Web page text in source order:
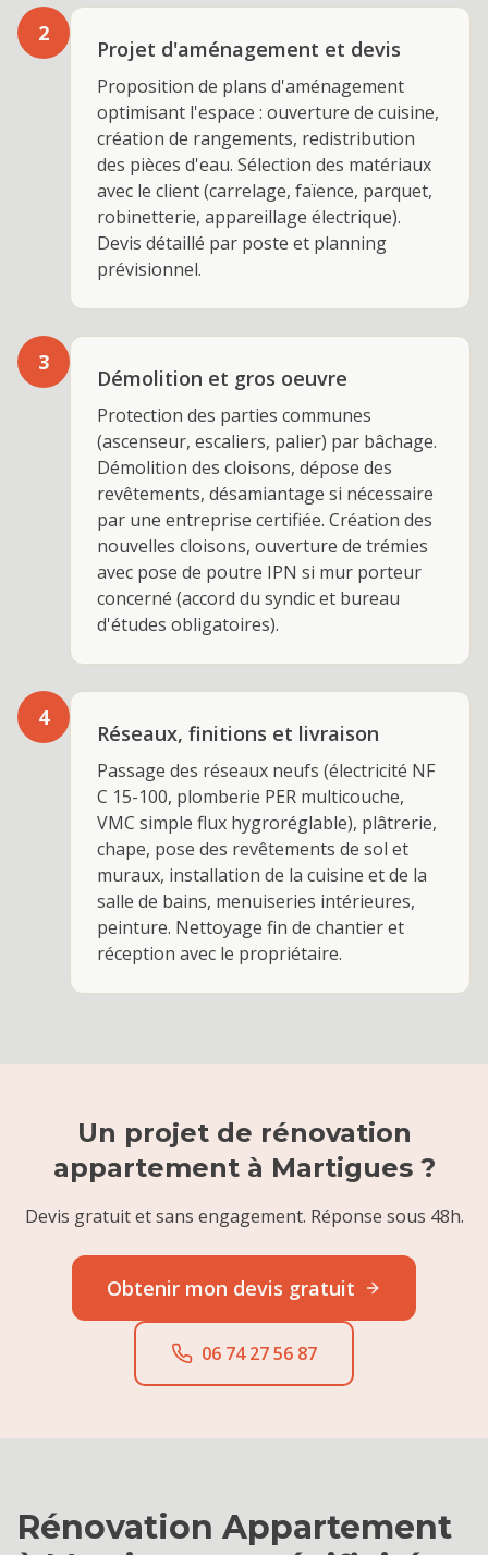
2
Projet d'aménagement et devis
Proposition de plans d'aménagement
optimisant l'espace : ouverture de cuisine,
création de rangements, redistribution
des pièces d'eau. Sélection des matériaux
avec le client (carrelage, faïence, parquet,
robinetterie, appareillage électrique).
Devis détaillé par poste et planning
prévisionnel.
3
Démolition et gros oeuvre
Protection des parties communes
(ascenseur, escaliers, palier) par bâchage.
Démolition des cloisons, dépose des
revêtements, désamiantage si nécessaire
par une entreprise certifiée. Création des
nouvelles cloisons, ouverture de trémies
avec pose de poutre IPN si mur porteur
concerné (accord du syndic et bureau
d'études obligatoires).
4
Réseaux, finitions et livraison
Passage des réseaux neufs (électricité NF
C 15-100, plomberie PER multicouche,
VMC simple flux hygroréglable), plâtrerie,
chape, pose des revêtements de sol et
muraux, installation de la cuisine et de la
salle de bains, menuiseries intérieures,
peinture. Nettoyage fin de chantier et
réception avec le propriétaire.
Un projet de rénovation
appartementà Martigues?
Devis gratuit et sans engagement. Réponse sous 48h.
Obtenir mon devis gratuit
06 74 27 56 87
Rénovation Appartement